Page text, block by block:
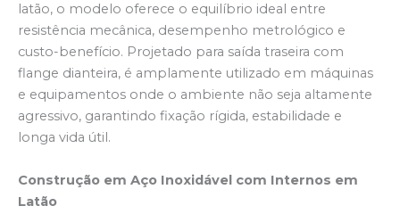
latão, o modelo oferece o equilíbrio ideal entre
resistência mecânica, desempenho metrológico e
custo-benefício. Projetado para saída traseira com
flange dianteira, é amplamente utilizado em máquinas
e equipamentos onde o ambiente não seja altamente
agressivo, garantindo fixação rígida, estabilidade e
longa vida útil.
Construção em Aço Inoxidável com Internos em
Latão